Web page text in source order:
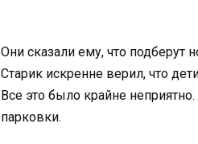
Они сказали ему, что подберут
Старик искренне верил, что
Все это было крайне
парковки.